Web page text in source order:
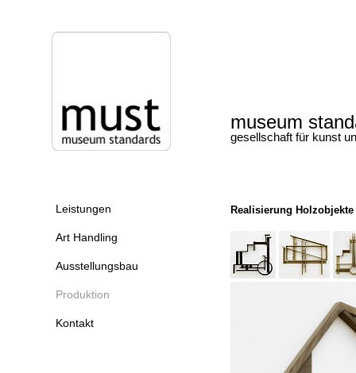
museum
gesellschaft für kunst
Leistungen
Art Handling
Ausstellungsbau
Produktion
Kontakt
Realisierung